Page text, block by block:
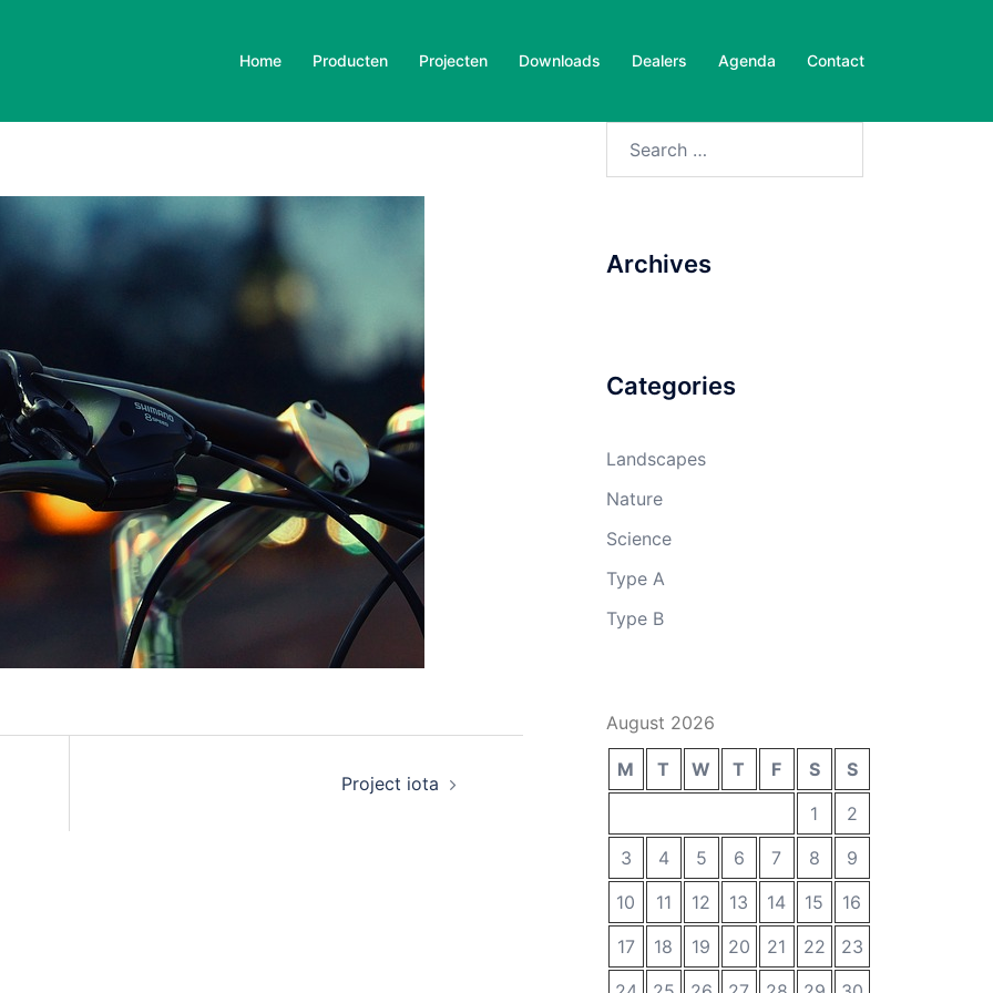
Home Producten Projecten Downloads Dealers Agenda Contact
Project iota
Archives
Categories
Landscapes
Nature
Science
Type A
Type B
August 2026
M T W T F S
S
1
2
3
4 5 6 7 8
9
10
11 12 13 14 15
16
17
18 19 20 21 22
23